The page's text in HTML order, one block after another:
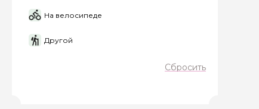
На велосипеде
Другой
Сбросить